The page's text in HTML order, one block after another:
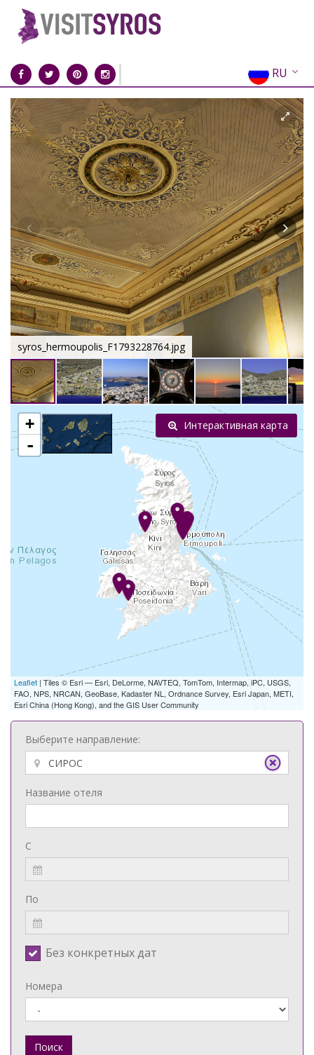
RU
EN
EL
FR
DE
IT
ES
CN
syros_hermoupolis_F1793228764.jpg
+
-
Leaflet | Tiles © Esri — Esri, DeLorme, NAVTEQ, TomTom, Intermap, iPC, USGS,
FAO, NPS, NRCAN, GeoBase, Kadaster NL, Ordnance Survey, Esri Japan, METI,
Esri China (Hong Kong), and the GIS User Community
Интерактивная карта
Выберите направление:
Название отеля
С
По
Без конкретных дат
Номера
Поиск